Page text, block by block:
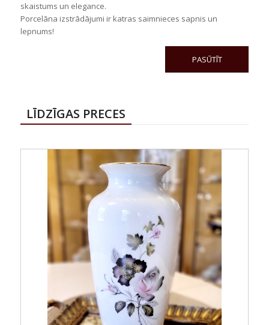
skaistums un elegance.
Porcelāna izstrādājumi ir katras saimnieces sapnis un
lepnums!
PASŪTĪT
LĪDZĪGAS PRECES